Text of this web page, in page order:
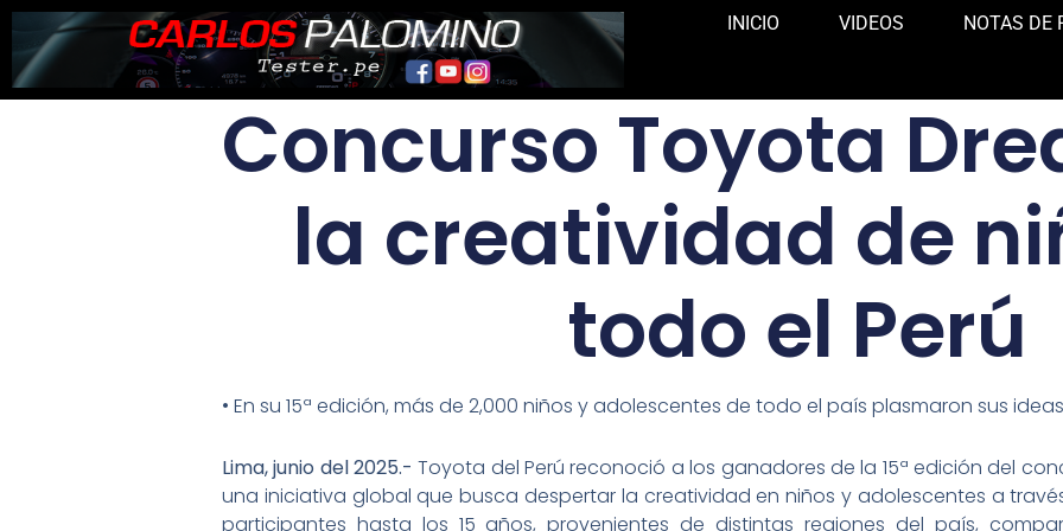
Ir
contenido
INICIO VIDEOS NOTAS DE
Concurso Toyota
la creatividad de
todo el Perú
• En su 15ª edición, más de 2,000 niños y adolescentes de todo el país plasmaron sus
Lima, junio del 2025.- Toyota del Perú reconoció a los ganadores de la 15ª edición del
una iniciativa global que busca despertar la creatividad en niños y adolescentes a
participantes hasta los 15 años, provenientes de distintas regiones del país,